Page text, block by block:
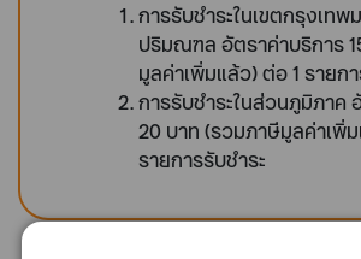
การรับชำระในเขตกรุงเทพ
ปริมณฑล อัตราค่าบริการ
มูลค่าเพิ่มแล้ว) ต่อ 1 รายก
การรับชำระในส่วนภูมิภาค
20 บาท (รวมภาษีมูลค่าเพิ่
รายการรับชำระ